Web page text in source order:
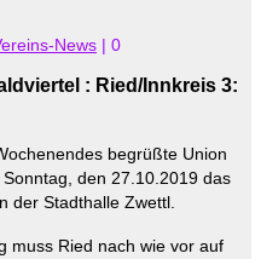
News | 0
: Ried/Innkreis 3:
begrüßte Union
den 27.10.2019 das
der Stadthalle Zwettl.
muss Ried nach wie vor auf